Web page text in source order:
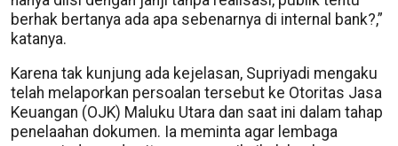
berhak bertanya ada apa sebenarnya di internal bank?,”
katanya.
Karena tak kunjung ada kejelasan, Supriyadi mengaku
telah melaporkan persoalan tersebut ke Otoritas Jasa
Keuangan (OJK) Maluku Utara dan saat ini dalam tahap
penelaahan dokumen. Ia meminta agar lembaga